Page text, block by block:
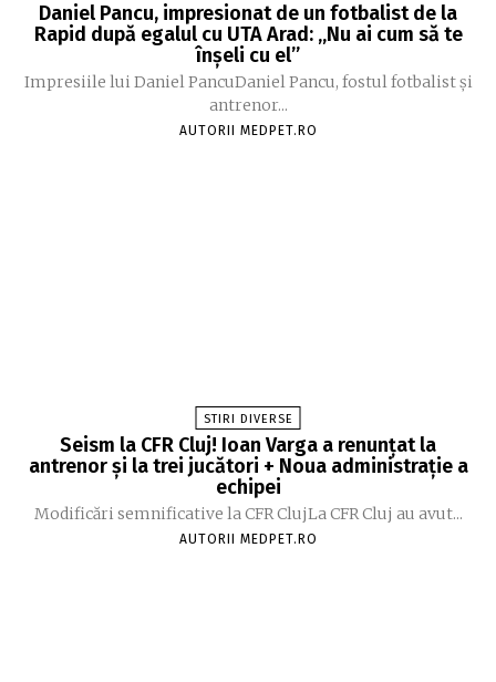
Daniel Pancu, impresionat de un fotbalist de la
Rapid după egalul cu UTA Arad: „Nu ai cum să te
înșeli cu el”
Impresiile lui Daniel PancuDaniel Pancu, fostul fotbalist și
antrenor...
AUTORII MEDPET.RO
STIRI DIVERSE
Seism la CFR Cluj! Ioan Varga a renunțat la
antrenor și la trei jucători + Noua administrație a
echipei
Modificări semnificative la CFR ClujLa CFR Cluj au avut...
AUTORII MEDPET.RO